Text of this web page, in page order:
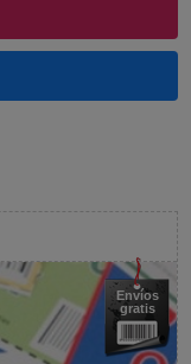
Envíos
gratis